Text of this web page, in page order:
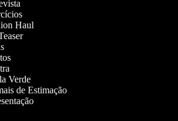
Haul
Verde
de Estimação